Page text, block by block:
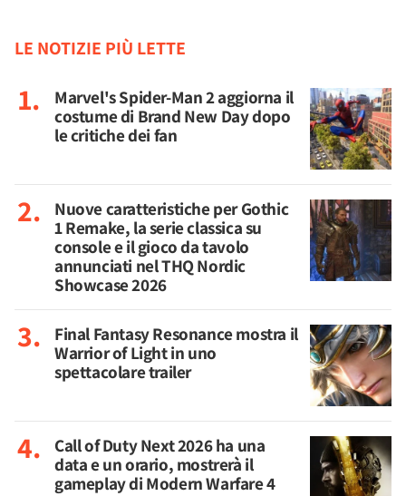
LE NOTIZIE PIÙ LETTE
Marvel's Spider-Man 2 aggiorna il
costume di Brand New Day dopo
le critiche dei fan
Nuove caratteristiche per Gothic
1 Remake, la serie classica su
console e il gioco da tavolo
annunciati nel THQ Nordic
Showcase 2026
Final Fantasy Resonance mostra il
Warrior of Light in uno
spettacolare trailer
Call of Duty Next 2026 ha una
data e un orario, mostrerà il
gameplay di Modern Warfare 4